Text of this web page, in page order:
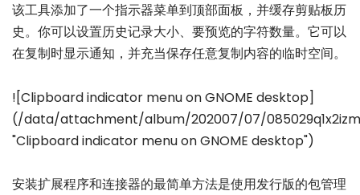
该工具添加了一个指示器菜单到顶部面板，并缓存剪贴板历
史。你可以设置历史记录大小、要预览的字符数量。它可以
在复制时显示通知，并充当保存任意复制内容的临时空间。
![Clipboard indicator menu on GNOME desktop]
(/data/attachment/album/202007/07/
"Clipboard indicator menu on GNOME desktop")
安装扩展程序和连接器的最简单方法是使用发行版的包管理